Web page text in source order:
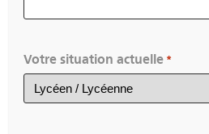
Le détail
Inscription
Votre situation actuelle *